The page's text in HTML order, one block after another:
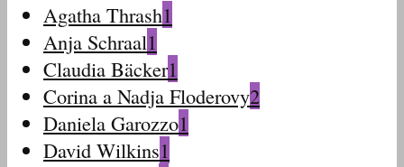
Agatha Thrash1
Anja Schraal1
Claudia Bäcker1
Corina a Nadja Floderovy2
Daniela Garozzo1
David Wilkins1